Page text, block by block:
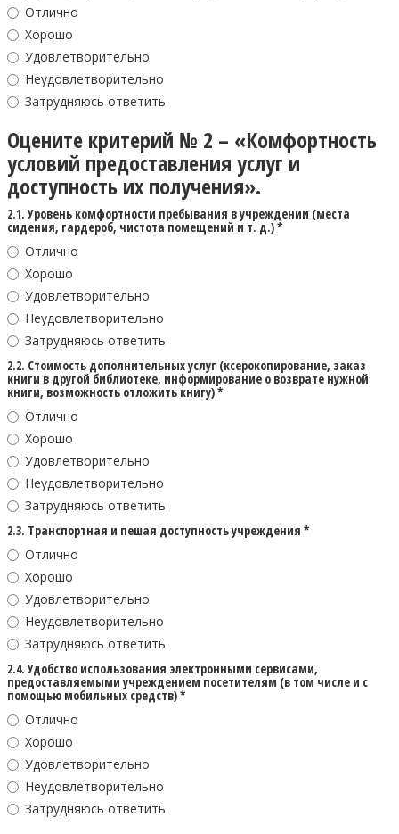
Отлично
Хорошо
Удовлетворительно
Неудовлетворительно
Затрудняюсь ответить
Оцените критерий № 2 – «Комфортность
условий предоставления услуг и
доступность их получения».
2.1. Уровень комфортности пребывания в учреждении (места
сидения, гардероб, чистота помещений и т. д.) *
Отлично
Хорошо
Удовлетворительно
Неудовлетворительно
Затрудняюсь ответить
2.2. Стоимость дополнительных услуг (ксерокопирование, заказ
книги в другой библиотеке, информирование о возврате нужной
книги, возможность отложить книгу) *
Отлично
Хорошо
Удовлетворительно
Неудовлетворительно
Затрудняюсь ответить
2.3. Транспортная и пешая доступность учреждения *
Отлично
Хорошо
Удовлетворительно
Неудовлетворительно
Затрудняюсь ответить
2.4. Удобство использования электронными сервисами,
предоставляемыми учреждением посетителям (в том числе и с
помощью мобильных средств) *
Отлично
Хорошо
Удовлетворительно
Неудовлетворительно
Затрудняюсь ответить